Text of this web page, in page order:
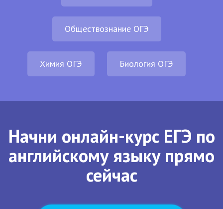
Обществознание ОГЭ
Химия ОГЭ Биология ОГЭ
Начни онлайн-курс ЕГЭ по
английскому языку прямо
сейчас